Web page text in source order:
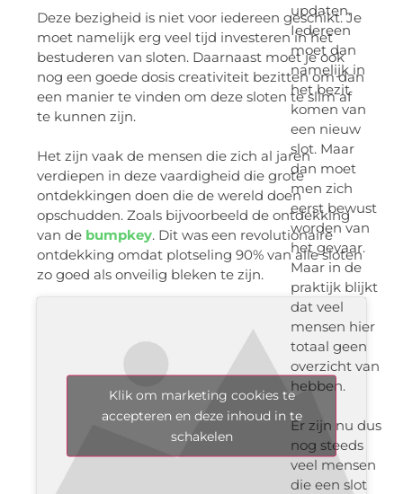
Deze bezigheid is niet voor iedereen geschikt. Je
moet namelijk erg veel tijd investeren in het
bestuderen van sloten. Daarnaast moet je ook
nog een goede dosis creativiteit bezitten om dan
een manier te vinden om deze sloten te slim af
te kunnen zijn.
Het zijn vaak de mensen die zich al jaren
verdiepen in deze vaardigheid die grote
ontdekkingen doen die de wereld doen
opschudden. Zoals bijvoorbeeld de ontdekking
van de bumpkey. Dit was een revolutionaire
ontdekking omdat plotseling 90% van alle sloten
zo goed als onveilig bleken te zijn.
updaten.
Iedereen
moet dan
namelijk in
het bezit
komen van
een nieuw
slot. Maar
dan moet
men zich
eerst bewust
worden van
het gevaar.
Maar in de
praktijk blijkt
dat veel
mensen hier
totaal geen
overzicht van
hebben.
Er zijn nu dus
nog steeds
veel mensen
die een slot
Klik om marketing cookies te
accepteren en deze inhoud in te
schakelen